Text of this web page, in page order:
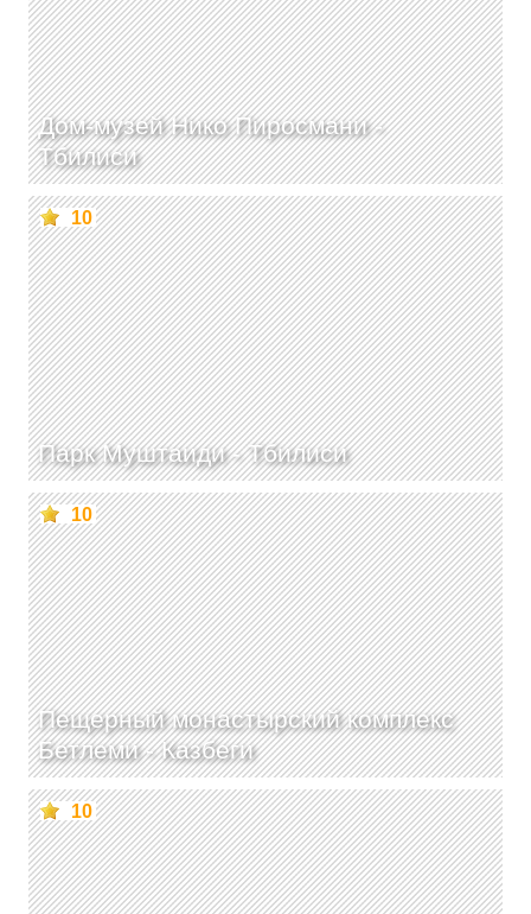
Дом-музей Нико Пиросмани -
Тбилиси
Парк Муштаиди -Тбилиси
10
Пещерный монастырский комплекс
Бетлеми -Казбеги
10
10